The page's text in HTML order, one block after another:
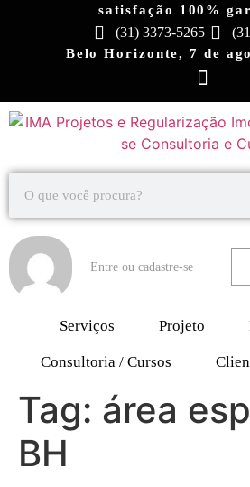
satisfação 100%
(31) 3373-5265
Belo Horizonte, 7 de
Entre ou cadastre-se
Serviços Projeto
Consultoria / Cursos
Tag: área
BH